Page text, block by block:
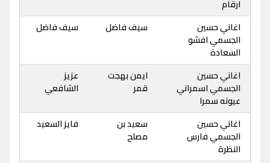
ارقام
اغاني حسين
الجسمي افشو
السعادة
سيف فاضل سيف فاضل
اغاني حسين
الجسمي اسمراني
عيونه سمرا
ايمن بهجت
قمر
عزيز
الشافعي
اغاني حسين
الجسمي فارس
النظرة
سعيد بن
مصلح
فايز السعيد